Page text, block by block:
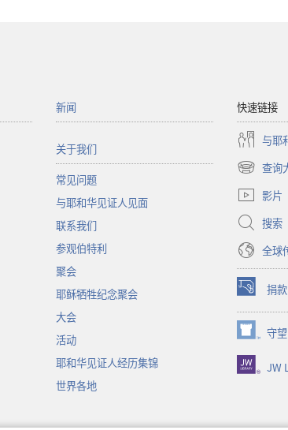
新闻
关于我们
常见问题
与耶和华见证人见面
联系我们
参观伯特利
聚会
耶稣牺牲纪念聚会
大会
活动
耶和华见证人经历集锦
世界各地
快速链接
与耶
查询
（打
开
新
窗
口）
影片
搜索
全球
捐款
（打
开
新
窗
口）
守
（打
开
新
JW